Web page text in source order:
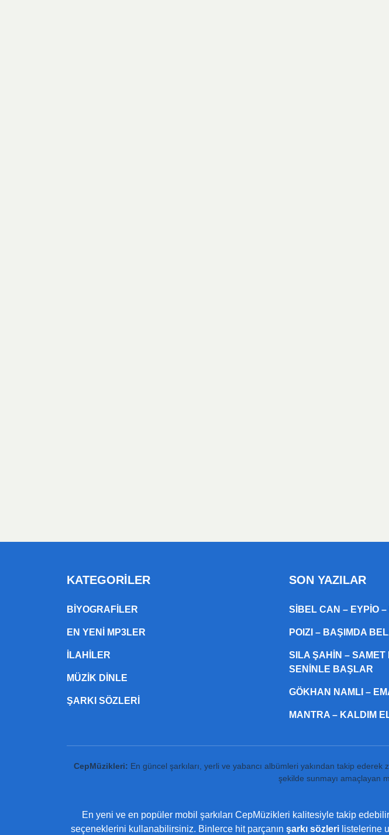
KATEGORILER
BIYOGRAFILER
EN YENI MP3LER
ILAHILER
MÜZIK DINLE
ŞARKI SÖZLERI
SON YAZILAR
SIBEL CAN – EYPIO –
POIZI – BAŞIMDA
SILA ŞAHIN –
SENINLE BAŞLAR
GÖKHAN NAMLI –
MANTRA – KALDIM
CepMüzikleri: En güncel şarkıları, yerli ve yabancı albümleri yakından takip ederek
şekilde sunmayı amaçlayan
En yeni ve en popüler mobil şarkıları CepMüzikleri kalitesiyle takip
seçeneklerini kullanabilirsiniz. Binlerce hit parçanın şarkı sözlerilistelerine